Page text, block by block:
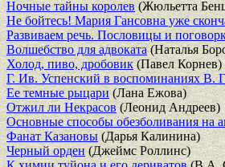
Ночные тайны королев(Жюльетта
Не бойтесь! Мария Гансовна уже
Развиваем речь. Пословицы и
Волшебство для адвоката(Наталья
Холод, пиво, дробовик(Павел Корнев)
Г. Ив. Успенский в воспоминаниях В.
Ее темные рыцари (Лана Ежова)
Отжил ли Некрасов(Леонид Андреев)
Основные способы обезболивания на
Фанат Казановы (Дарья Калинина)
Черный орден (Джеймс Роллинс)